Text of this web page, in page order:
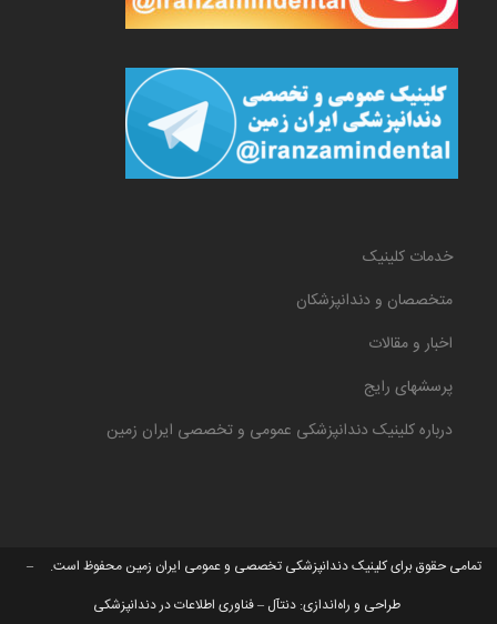
خدمات کلینیک
متخصصان و دندانپزشکان
اخبار و مقالات
پرسشهای رایج
درباره کلینیک دندانپزشکی عمومی و تخصصی ایران زمین
تمامی حقوق برای کلینیک دندانپزشکی تخصصی و عمومی ایران زمین محفوظ است. –
طراحی و راه‌اندازی: دنتآل – فناوری اطلاعات در دندانپزشکی